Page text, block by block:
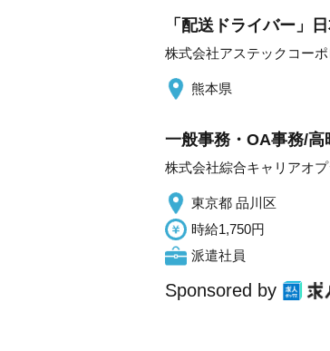
「配送ドライバー」
株式会社アステックコー
熊本県
一般事務・OA事務/
株式会社綜合キャリアオ
東京都 品川区
時給1,750円
派遣社員
Sponsored by